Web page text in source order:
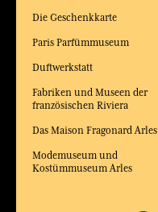
Die Geschenkkarte
Paris Parfümmuseum
Duftwerkstatt
Fabriken und Museen der
französischen Riviera
Das Maison Fragonard Arles
Modemuseum und
Kostümmuseum Arles